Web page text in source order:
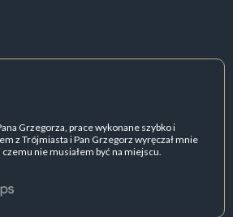
Grzegorza, prace wykonane szybko i
z Trójmiasta i Pan Grzegorz wyręczał mnie
nie musiałem być na miejscu.